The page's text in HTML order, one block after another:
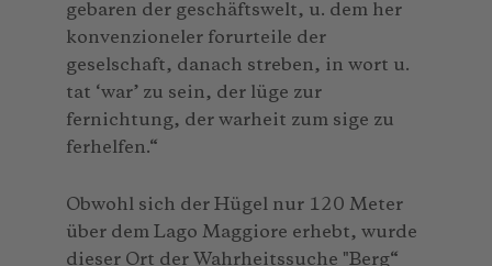
gebaren der geschäftswelt, u. dem her
konvenzioneler forurteile der
geselschaft, danach streben, in wort u.
tat ‘war’ zu sein, der lüge zur
fernichtung, der warheit zum sige zu
ferhelfen.“
Obwohl sich der Hügel nur 120 Meter
über dem Lago Maggiore erhebt, wurde
dieser Ort der Wahrheitssuche "Berg“